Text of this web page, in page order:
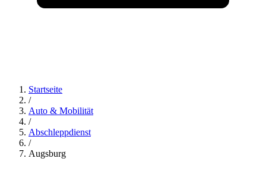
Startseite
/
Auto & Mobilität
/
Abschleppdienst
/
Augsburg